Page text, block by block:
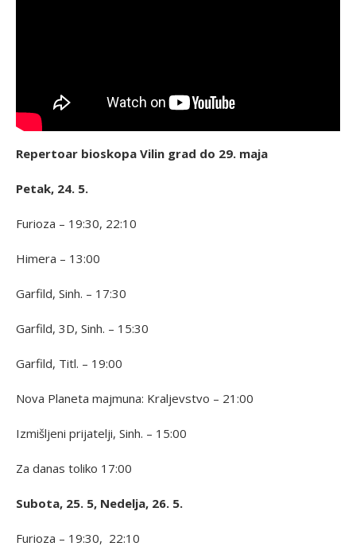
Repertoar bioskopa Vilin grad do 29. maja
Petak, 24. 5.
Furioza – 19:30, 22:10
Himera – 13:00
Garfild, Sinh. – 17:30
Garfild, 3D, Sinh. – 15:30
Garfild, Titl. – 19:00
Nova Planeta majmuna: Kraljevstvo – 21:00
Izmišljeni prijatelji, Sinh. – 15:00
Za danas toliko 17:00
Subota, 25. 5, Nedelja, 26. 5.
Furioza – 19:30, 22:10